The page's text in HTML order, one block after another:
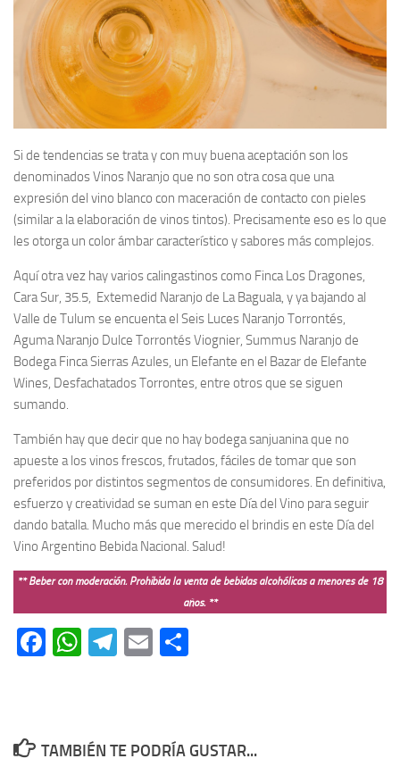
Si de tendencias se trata y con muy buena aceptación son los
denominados Vinos Naranjo que no son otra cosa que una
expresión del vino blanco con maceración de contacto con pieles
(similar a la elaboración de vinos tintos). Precisamente eso es lo que
les otorga un color ámbar característico y sabores más complejos.
Aquí otra vez hay varios calingastinos como Finca Los Dragones,
Cara Sur, 35.5, Extemedid Naranjo de La Baguala, y ya bajando al
Valle de Tulum se encuenta el Seis Luces Naranjo Torrontés,
Aguma Naranjo Dulce Torrontés Viognier, Summus Naranjo de
Bodega Finca Sierras Azules, un Elefante en el Bazar de Elefante
Wines, Desfachatados Torrontes, entre otros que se siguen
sumando.
También hay que decir que no hay bodega sanjuanina que no
apueste a los vinos frescos, frutados, fáciles de tomar que son
preferidos por distintos segmentos de consumidores. En definitiva,
esfuerzo y creatividad se suman en este Día del Vino para seguir
dando batalla. Mucho más que merecido el brindis en este Día del
Vino Argentino Bebida Nacional. Salud!
** Beber con moderación. Prohibida la venta de bebidas alcohólicas a menores de 18
años. **
Facebook
WhatsApp
Telegram
Email
TAMBIÉN TE PODRÍA GUSTAR...